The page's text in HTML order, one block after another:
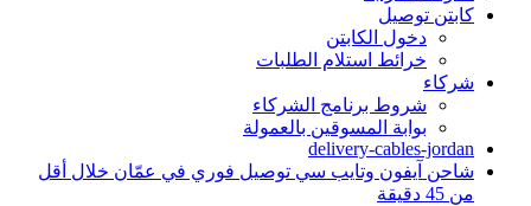
كابتن توصيل
دخول الكابتن
خرائط استلام الطلبات
شركاء
شروط برنامج الشركاء
بوابة المسوقين بالعمولة
delivery-cables-jordan
شاحن آيفون وتايب سي توصيل فوري في عمّان خلال أقل
من 45 دقيقة